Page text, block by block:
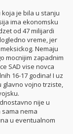
koja je bila u stanju
ima ekonomsku
od 47 milijardi
vreme, jer
Nemaju
mocnijim zapadnim
SAD vise novca
16-17 godina! I uz
vojno trziste,
nije u
sama nema
u eventualnom